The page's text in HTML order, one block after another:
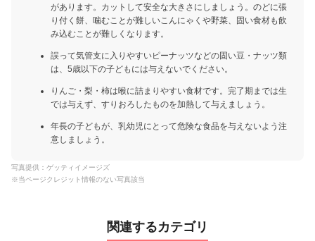
があります。カットして安全な大きさにしましょう。のどに張
り付く餅、噛むことが難しいこんにゃくや野菜、固い食材も飲
み込むことが難しくなります。
誤って気管支に入りやすいピーナッツなどの固い豆・ナッツ類
は、5歳以下の子どもには与えないでください。
りんご・梨・柿は喉に詰まりやすい食材です。完了期までは生
では与えず、すりおろしたものを加熱して与えましょう。
年長の子どもが、乳幼児にとって危険な食品を与えないよう注
意しましょう。
写真提供：ゲッティイメージズ
※当ページクレジット情報のない写真該当
関連するカテゴリ